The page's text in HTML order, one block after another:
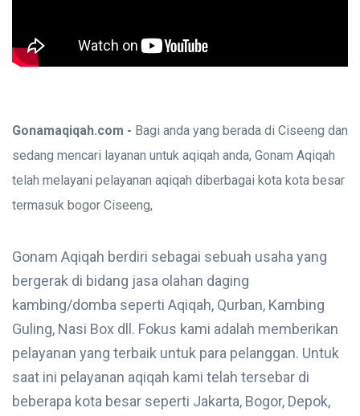
Gonamaqiqah.com - Bagi anda yang berada di Ciseeng dan
sedang mencari layanan untuk aqiqah anda, Gonam Aqiqah
telah melayani pelayanan aqiqah diberbagai kota kota besar
termasuk bogor Ciseeng,
Gonam Aqiqah berdiri sebagai sebuah usaha yang
bergerak di bidang jasa olahan daging
kambing/domba seperti Aqiqah, Qurban, Kambing
Guling, Nasi Box dll. Fokus kami adalah memberikan
pelayanan yang terbaik untuk para pelanggan. Untuk
saat ini pelayanan aqiqah kami telah tersebar di
beberapa kota besar seperti Jakarta, Bogor, Depok,